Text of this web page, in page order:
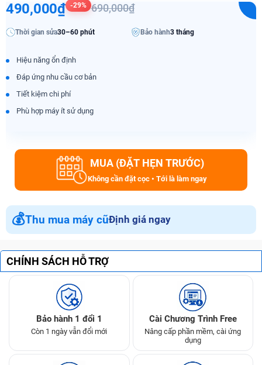
490,000₫ -29% 690,000₫
Thời gian sửa30–60 phút Bảo hành3 tháng
Hiệu năng ổn định
Đáp ứng nhu cầu cơ bản
Tiết kiệm chi phí
Phù hợp máy ít sử dụng
MUA (ĐẶT HẸN TRƯỚC)
Không cần đặt cọc • Tới là làm ngay
💰Thu mua máy cũĐịnh giá ngay
CHÍNH SÁCH HỖ TRỢ
Bảo hành 1 đổi 1
Còn 1 ngày vẫn đổi mới
Cài Chương Trình Free
Nâng cấp phần mềm, cài ứng
dụng